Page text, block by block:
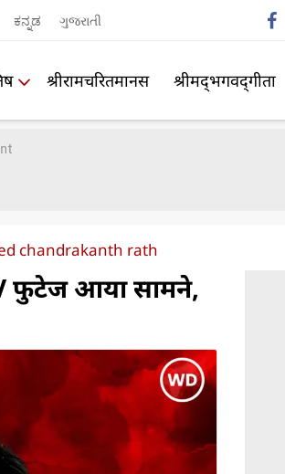
ಕನ್ನಡ ગુજરાતી
श्रीरामचरितमानस श्रीमद्‍भगवद्‍गीता
chandrakanth rath
फुटेज आया सामने,